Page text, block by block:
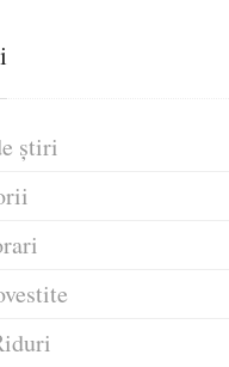
știri